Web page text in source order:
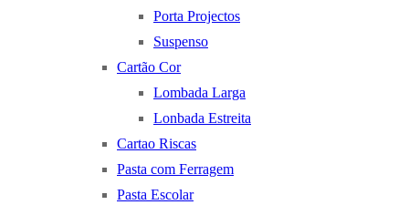
Porta Projectos
Suspenso
Cartão Cor
Lombada Larga
Lonbada Estreita
Cartao Riscas
Pasta com Ferragem
Pasta Escolar